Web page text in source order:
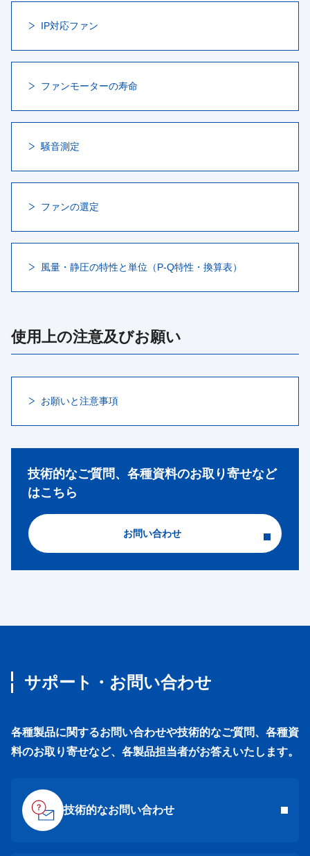
IP対応ファン
ファンモーターの寿命
騒音測定
ファンの選定
風量・静圧の特性と単位（P-Q特性・換算表）
使用上の注意及びお願い
お願いと注意事項
技術的なご質問、各種資料のお取り寄せなど
はこちら
お問い合わせ
サポート・お問い合わせ
各種製品に関するお問い合わせや技術的なご質問、各種資
料のお取り寄せなど、各製品担当者がお答えいたします。
技術的なお問い合わせ